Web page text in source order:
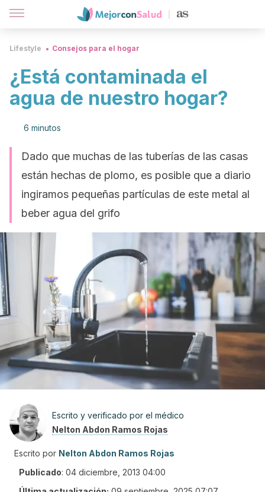
Lifestyle Consejos para el hogar
¿Está contaminada el
agua de nuestro hogar?
6 minutos
Dado que muchas de las tuberías de las casas
están hechas de plomo, es posible que a diario
ingiramos pequeñas partículas de este metal al
beber agua del grifo
Escrito y verificado por el médico
Nelton Abdon Ramos Rojas
Escrito por Nelton Abdon Ramos Rojas
Publicado: 04 diciembre, 2013 04:00